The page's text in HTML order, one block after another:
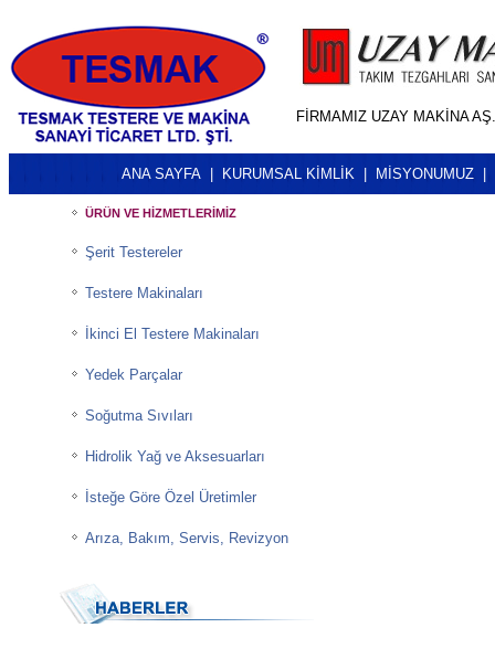
FİRMAMIZ UZAY MAKİNA
ANA SAYFA KURUMSAL KİMLİK MİSYONUMUZ
ÜRÜN VE HİZMETLERİMİZ
Şerit Testereler
Testere Makinaları
İkinci El Testere Makinaları
Yedek Parçalar
Soğutma Sıvıları
Hidrolik Yağ ve Aksesuarları
İsteğe Göre Özel Üretimler
Arıza, Bakım, Servis, Revizyon